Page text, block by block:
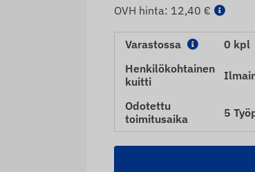
OVH hinta: 12,40 €
Varastossa
0 kpl
Henkilökohtainen
kuitti
Odotettu
toimitusaika
5